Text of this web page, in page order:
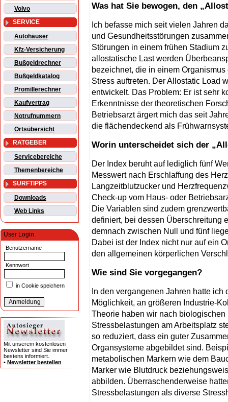
Volvo
SERVICE
Autohäuser
Kfz-Versicherung
Bußgeldrechner
Bußgeldkatalog
Promillerechner
Kaufvertrag
Notrufnummern
Ortsübersicht
RATGEBER
Servicebereiche
Themenbereiche
SURFTIPPS
Downloads
Web Links
User Login
Benutzername
Kennwort
in Cookie speichern
Mit unserem kostenlosen
Newsletter sind Sie immer
bestens informiert.
• Newsletter bestellen
Was hat Sie bewogen, den
Ich befasse mich seit vielen Jahren
und Gesundheitsstörungen
Störungen in einem frühen Stadium
allostatische Last werden
bezeichnet, die in einem
Stress auftreten. Der Allostatic Load
entwickelt. Das Problem: Er ist sehr
Erkenntnisse der theoretischen
Betriebsarzt ärgert mich das seit
die flächendeckend als
Worin unterscheidet sich der
Der Index beruht auf lediglich fünf
Messwert nach Erschlaffung des
Langzeitblutzucker und
Check-up vom Haus- oder
Die Variablen sind zudem
definiert, bei dessen Überschreitung
demnach zwischen Null und fünf
Dabei ist der Index nicht nur auf ein
den allgemeinen körperlichen
Wie sind Sie vorgegangen?
In den vergangenen Jahren hatte
Möglichkeit, an größeren Industrie-
Theorie haben wir nach
Stressbelastungen am Arbeitsplatz
so reduziert, dass ein guter
Organsysteme abgebildet sind.
metabolischen Markern wie dem
Marker wie Blutdruck
abbilden. Überraschenderweise
Stressbelastungen als diverse